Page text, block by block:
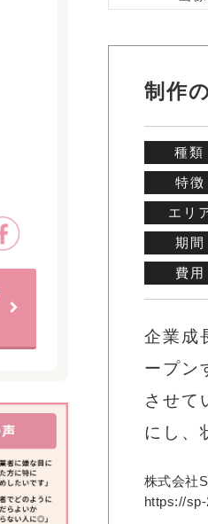
制作
種類
特徴
エリ
期間
費用
企業成
ープン
させて
にし、
株式会社
https://